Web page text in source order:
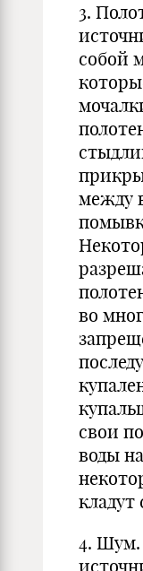
3.
собой
между
во
свои
воды
кладут
4. Шум.